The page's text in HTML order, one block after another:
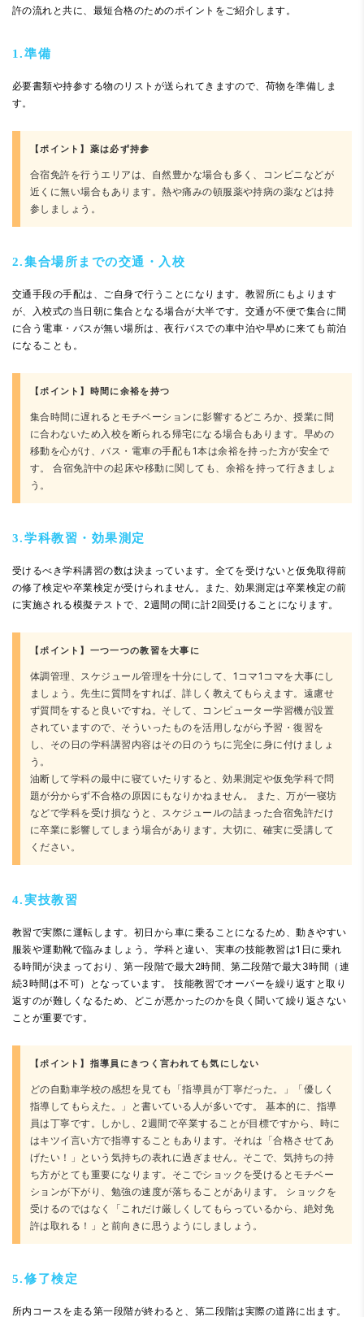
許の流れと共に、最短合格のためのポイントをご紹介します。
1.準備
必要書類や持参する物のリストが送られてきますので、荷物を準備しま
す。
【ポイント】薬は必ず持参
合宿免許を行うエリアは、自然豊かな場合も多く、コンビニなどが
近くに無い場合もあります。熱や痛みの頓服薬や持病の薬などは持
参しましょう。
2.集合場所までの交通・入校
交通手段の手配は、ご自身で行うことになります。教習所にもよります
が、入校式の当日朝に集合となる場合が大半です。交通が不便で集合に間
に合う電車・バスが無い場所は、夜行バスでの車中泊や早めに来ても前泊
になることも。
【ポイント】時間に余裕を持つ
集合時間に遅れるとモチベーションに影響するどころか、授業に間
に合わないため入校を断られる帰宅になる場合もあります。早めの
移動を心がけ、バス・電車の手配も1本は余裕を持った方が安全で
す。 合宿免許中の起床や移動に関しても、余裕を持って行きましょ
う。
3.学科教習・効果測定
受けるべき学科講習の数は決まっています。全てを受けないと仮免取得前
の修了検定や卒業検定が受けられません。また、効果測定は卒業検定の前
に実施される模擬テストで、2週間の間に計2回受けることになります。
【ポイント】一つ一つの教習を大事に
体調管理、スケジュール管理を十分にして、1コマ1コマを大事にし
ましょう。先生に質問をすれば、詳しく教えてもらえます。遠慮せ
ず質問をすると良いですね。そして、コンピューター学習機が設置
されていますので、そういったものを活用しながら予習・復習を
し、その日の学科講習内容はその日のうちに完全に身に付けましょ
う。
油断して学科の最中に寝ていたりすると、効果測定や仮免学科で問
題が分からず不合格の原因にもなりかねません。 また、万が一寝坊
などで学科を受け損なうと、スケジュールの詰まった合宿免許だけ
に卒業に影響してしまう場合があります。大切に、確実に受講して
ください。
4.実技教習
教習で実際に運転します。初日から車に乗ることになるため、動きやすい
服装や運動靴で臨みましょう。学科と違い、実車の技能教習は1日に乗れ
る時間が決まっており、第一段階で最大2時間、第二段階で最大3時間（連
続3時間は不可）となっています。 技能教習でオーバーを繰り返すと取り
返すのが難しくなるため、どこが悪かったのかを良く聞いて繰り返さない
ことが重要です。
【ポイント】指導員にきつく言われても気にしない
どの自動車学校の感想を見ても「指導員が丁寧だった。」「優しく
指導してもらえた。」と書いている人が多いです。 基本的に、指導
員は丁寧です。しかし、2週間で卒業することが目標ですから、時に
はキツイ言い方で指導することもあります。それは「合格させてあ
げたい！」という気持ちの表れに過ぎません。そこで、気持ちの持
ち方がとても重要になります。そこでショックを受けるとモチベー
ションが下がり、勉強の速度が落ちることがあります。 ショックを
受けるのではなく「これだけ厳しくしてもらっているから、絶対免
許は取れる！」と前向きに思うようにしましょう。
5.修了検定
所内コースを走る第一段階が終わると、第二段階は実際の道路に出ます。